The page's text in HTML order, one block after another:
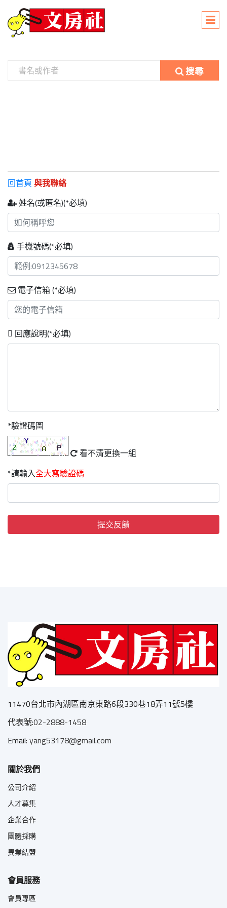
搜尋
回首頁與我聯絡
姓名(或匿名)(*必填)
手機號碼(*必填)
電子信箱 (*必填)
回應說明(*必填)
*驗證碼圖
看不清更換一組
*請輸入全大寫驗證碼
提交反饋
11470台北市內湖區南京東路6段330巷18弄11號5樓
代表號:02-2888-1458
Email:yang53178@gmail.com
關於我們
公司介紹
人才募集
企業合作
團體採購
異業結盟
會員服務
會員專區